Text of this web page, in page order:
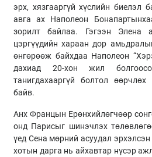
эрх, хязгааргүй хүслийн биелэл
авга ах Наполеон
зорилт байлаа. Гэгээн Элена
цэргүүдийн хараан дор
өнгөрөөж байхдаа Наполеон
дахиад 20-хон жил
танигдахааргүй болтол
байв.
Анх Францын Ерөнхийлөгчөөр
онд Парисыг шинэчлэх
үед Сена мөрний асуудал
хотын дарга нь айхавтар нүсэр